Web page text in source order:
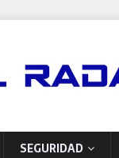
SEGURIDAD